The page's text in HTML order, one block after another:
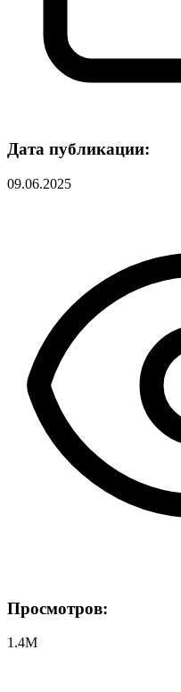
Дата публикации:
09.06.2025
Просмотров:
1.4M